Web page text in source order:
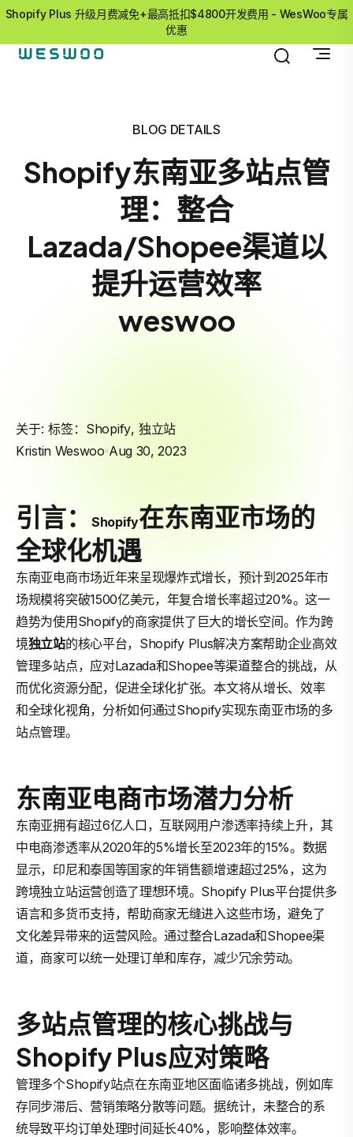
Shopify Plus 升级月费减免+最高抵扣$4800开发费用 - WesWoo专属
优惠
BLOG DETAILS
Shopify东南亚多站点管
理：整合
Lazada/Shopee渠道以
提升运营效率
weswoo
关于: 标签： Shopify, 独立站
Kristin Weswoo Aug 30, 2023
引言： Shopify在东南亚市场的
全球化机遇
东南亚电商市场近年来呈现爆炸式增长，预计到2025年市
场规模将突破1500亿美元，年复合增长率超过20%。这一
趋势为使用Shopify的商家提供了巨大的增长空间。作为跨
境独立站的核心平台，Shopify Plus解决方案帮助企业高效
管理多站点，应对Lazada和Shopee等渠道整合的挑战，从
而优化资源分配，促进全球化扩张。本文将从增长、效率
和全球化视角，分析如何通过Shopify实现东南亚市场的多
站点管理。
东南亚电商市场潜力分析
东南亚拥有超过6亿人口，互联网用户渗透率持续上升，其
中电商渗透率从2020年的5%增长至2023年的15%。数据
显示，印尼和泰国等国家的年销售额增速超过25%，这为
跨境独立站运营创造了理想环境。Shopify Plus平台提供多
语言和多货币支持，帮助商家无缝进入这些市场，避免了
文化差异带来的运营风险。通过整合Lazada和Shopee渠
道，商家可以统一处理订单和库存，减少冗余劳动。
多站点管理的核心挑战与
Shopify Plus应对策略
管理多个Shopify站点在东南亚地区面临诸多挑战，例如库
存同步滞后、营销策略分散等问题。据统计，未整合的系
统导致平均订单处理时间延长40%，影响整体效率。